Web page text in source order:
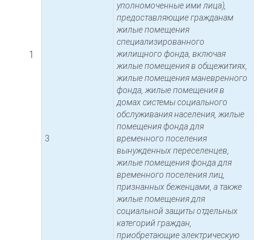
1
3
уполномоченные ими лица),
предоставляющие гражданам
жилые помещения
специализированного
жилищного фонда, включая
жилые помещения в общежитиях,
жилые помещения маневренного
фонда, жилые помещения в
домах системы социального
обслуживания населения, жилые
помещения фонда для
временного поселения
вынужденных переселенцев,
жилые помещения фонда для
временного поселения лиц,
признанных беженцами, а также
жилые помещения для
социальной защиты отдельных
категорий граждан,
приобретающие электрическую